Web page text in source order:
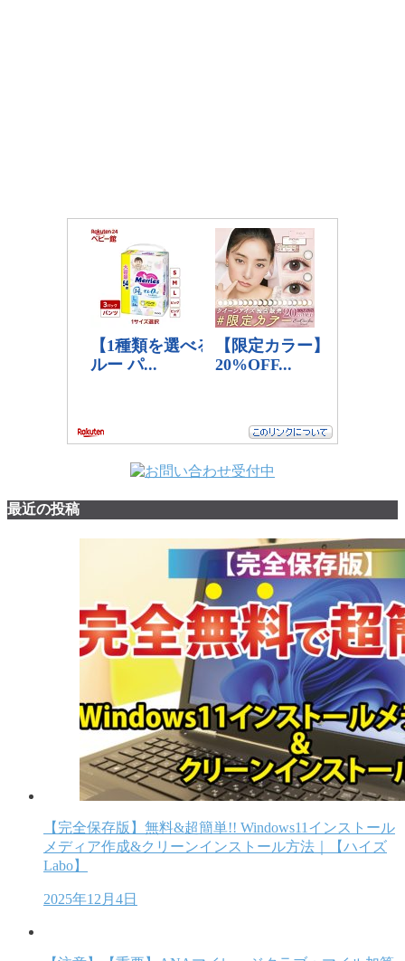
最近の投稿
【完全保存版】無料&超簡単!! Windows11インストール
メディア作成&クリーンインストール方法｜【ハイズ
Labo】
2025年12月4日